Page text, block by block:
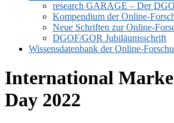
research GARAGE – Der
Kompendium der Online-
Neue Schriften zur Online-
DGOF/GOR Jubiläumsschrift
Wissensdatenbank der Online-
International
Day 2022